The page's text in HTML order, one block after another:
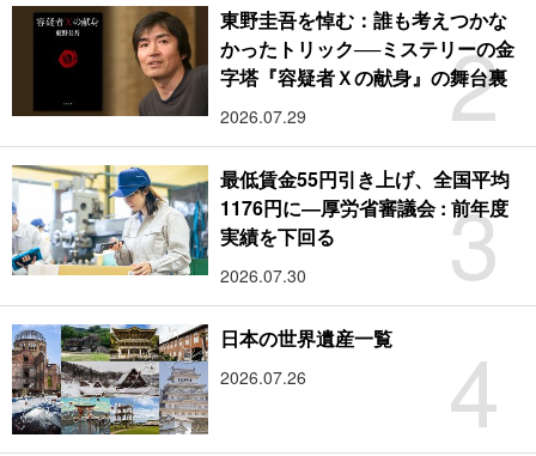
2
東野圭吾を悼む：誰も考えつかな
かったトリック──ミステリーの金
字塔『容疑者Ｘの献身』の舞台裏
2026.07.29
3
最低賃金55円引き上げ、全国平均
1176円に―厚労省審議会 : 前年度
実績を下回る
2026.07.30
4
日本の世界遺産一覧
2026.07.26